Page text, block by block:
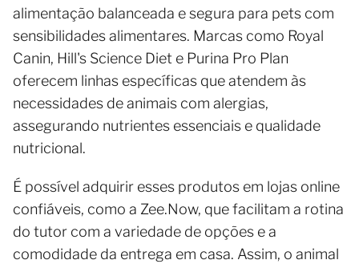
alimentação balanceada e segura para pets com
sensibilidades alimentares. Marcas como Royal
Canin, Hill's Science Diet e Purina Pro Plan
oferecem linhas específicas que atendem às
necessidades de animais com alergias,
assegurando nutrientes essenciais e qualidade
nutricional.
É possível adquirir esses produtos em lojas online
confiáveis, como a Zee.Now, que facilitam a rotina
do tutor com a variedade de opções e a
comodidade da entrega em casa. Assim, o animal